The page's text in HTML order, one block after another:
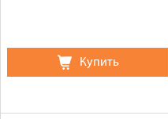
Купить